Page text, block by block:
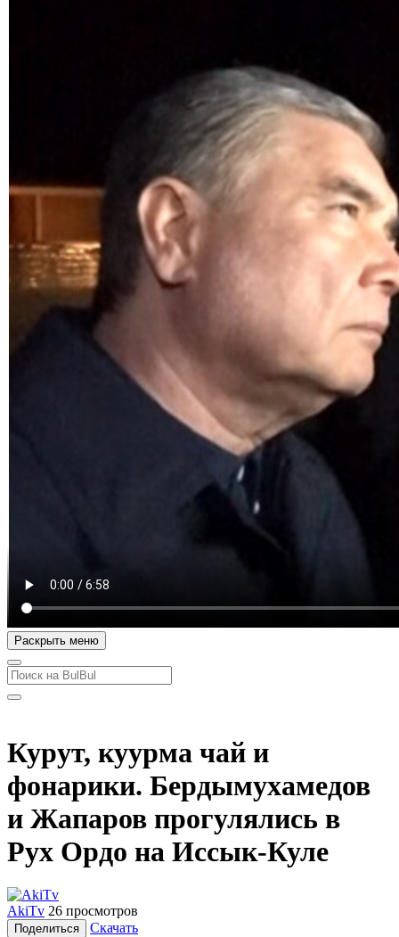
Раскрыть меню
Курут, куурма чай и
фонарики. Бердымухамедов
и Жапаров прогулялись в
Рух Ордо на Иссык-Куле
AkiTv 26 просмотров
Поделиться
Скачать